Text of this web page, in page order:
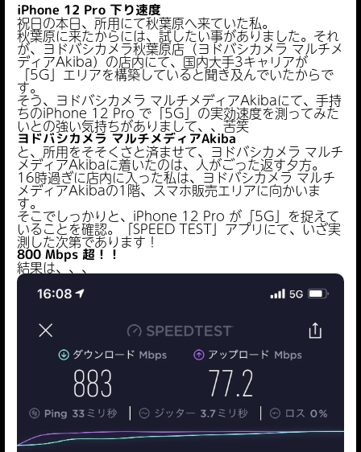
iPhone 12 Pro 下り速度
祝日の本日、所用にて秋葉原へ来ていた私。
秋葉原に来たからには、試したい事がありました。それ
が、ヨドバシカメラ秋葉原店（ヨドバシカメラ マルチメ
ディアAkiba）の店内にて、国内大手3キャリアが
「5G」エリアを構築していると聞き及んでいたからで
す。
そう、ヨドバシカメラ マルチメディアAkibaにて、手持
ちのiPhone 12 Pro で「5G」の実効速度を測ってみた
いとの強い気持ちがありまして、、苦笑
ヨドバシカメラ マルチメディアAkiba
と、所用をそそくさと済ませて、ヨドバシカメラ マルチ
メディアAkibaに着いたのは、人がごった返す夕方。
16時過ぎに店内に入った私は、ヨドバシカメラ マルチ
メディアAkibaの1階、スマホ販売エリアに向かいま
す。
そこでしっかりと、iPhone 12 Pro が「5G」を捉えて
いることを確認。「SPEED TEST」アプリにて、いざ実
測した次第であります！
800 Mbps 超！！
結果は、、、